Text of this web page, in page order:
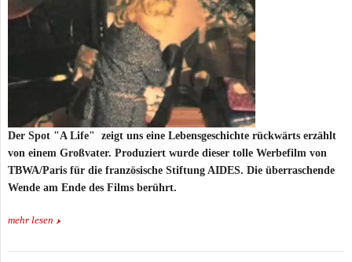
Der Spot "A Life" zeigt uns eine Lebensgeschichte rückwärts erzählt
von einem Großvater. Produziert wurde dieser tolle Werbefilm von
TBWA/Paris für die französische Stiftung AIDES. Die überraschende
Wende am Ende des Films berührt.
mehr lesen